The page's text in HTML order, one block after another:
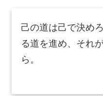
己の道は己で決め
る道を進め、それ
ら。